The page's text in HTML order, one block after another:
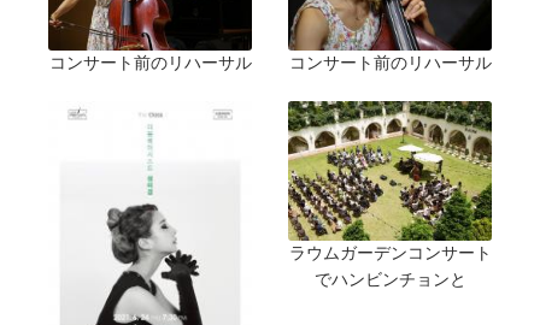
コンサート前のリハーサル コンサート前のリハーサル
ラウムガーデンコンサート
でハンビンチョンと